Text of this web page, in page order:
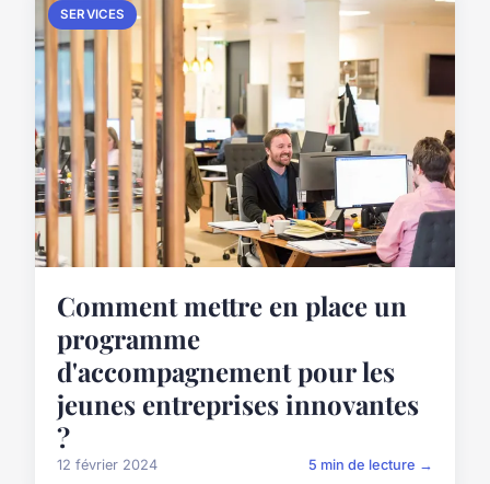
SERVICES
Comment mettre en place un
programme
d'accompagnement pour les
jeunes entreprises innovantes
?
12 février 2024 5 min de lecture →